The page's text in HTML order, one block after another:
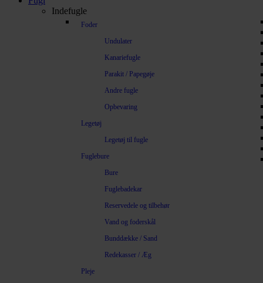
Indefugle
Foder
Undulater
Kanariefugle
Parakit / Papegøje
Andre fugle
Opbevaring
Legetøj
Legetøj til fugle
Fuglebure
Bure
Fuglebadekar
Reservedele og tilbehør
Vand og foderskål
Bunddække / Sand
Redekasser / Æg
Pleje